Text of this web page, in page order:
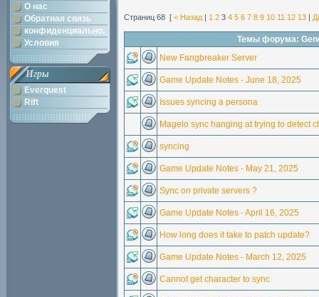
О нас
Обратная связь
конфиденциально.
Условия
Игры
Everquest
Rift
Страниц 68 [ < Назад | 1 2 3 4 5 6 7 8 9 10 11 12 13 |
Темы форума:
New Fangbreaker Server
Game Update Notes - June 18, 2025
Issues syncing a persona
Magelo sync hanging at trying to detect
syncing
Game Update Notes - May 21, 2025
Sync on private servers ?
Game Update Notes - April 16, 2025
How long does it take to patch update?
Game Update Notes - March 12, 2025
Cannot get character to sync